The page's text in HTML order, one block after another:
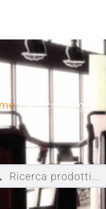
/ Articoli taggati